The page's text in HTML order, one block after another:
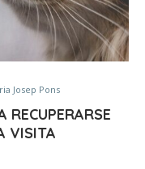
Josep Pons
VISITA